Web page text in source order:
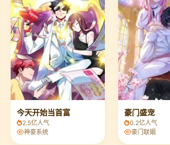
今天开始当首富
2.5亿人气
神豪系统
豪门盛宠
0.2亿人气
豪门联姻